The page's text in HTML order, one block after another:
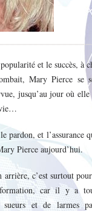
et le succès, à
Mary Pierce se
jusqu’au jour où elle
vie…
pardon, et l’assurance
Pierce aujourd’hui.
arrière, c’est surtout
car il y a
sueurs et de larmes